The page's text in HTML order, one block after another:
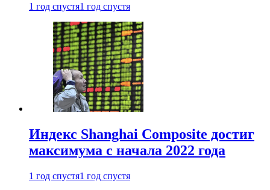
1 год спустя1 год спустя
Индекс Shanghai Composite достиг
максимума с начала 2022 года
1 год спустя1 год спустя